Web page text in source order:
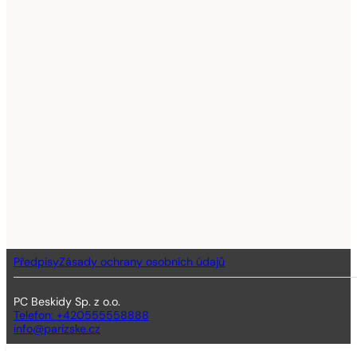
PředpisyZásady ochrany osobních údajů
PC Beskidy Sp. z o.o.
Telefon: +420555558888
info@parizske.cz